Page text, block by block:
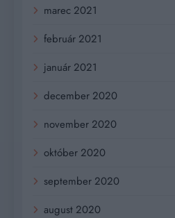
marec 2021
február 2021
január 2021
december 2020
november 2020
október 2020
september 2020
august 2020